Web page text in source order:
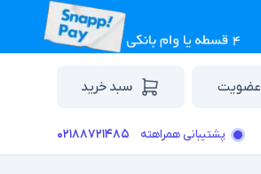
عضویت سبد خرید
پشتیبانی همراهته ۰۲۱۸۸۷۲۱۴۸۵